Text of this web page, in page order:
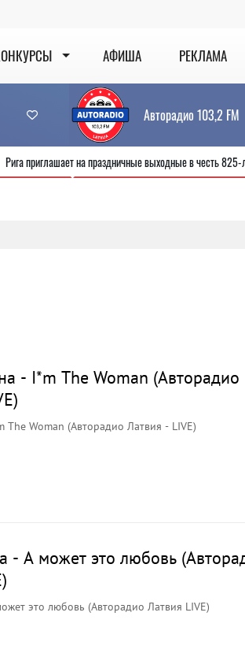
АФИША РЕКЛАМА
Авторадио 103,2 FM
Рига приглашает на праздничные выходные в
- I*m The Woman (Авторадио
The Woman (Авторадио Латвия - LIVE)
- А может это любовь
это любовь (Авторадио Латвия LIVE)